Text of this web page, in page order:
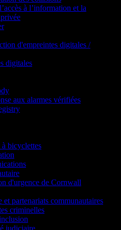
à l’information et la
d'empreintes digitales /
digitales
aux alarmes vérifiées
bicyclettes
d'urgence de Cornwall
partenariats communautaires
criminelles
judiciaire